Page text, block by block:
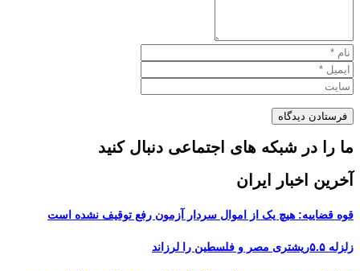
ما را در شبکه های اجتماعی دنبال کنید
آخرین اخبار ایران
قوه قضاییه: هیچ یک از اموال سردار آزمون رفع توقیف نشده است
زلزله ۵.۵ریشتری مصر و فلسطین را لرزاند